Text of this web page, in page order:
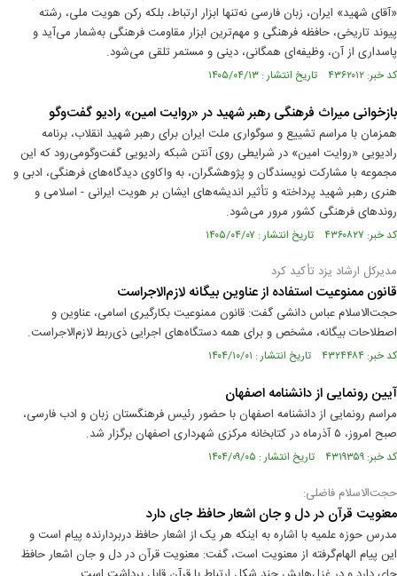
«آقای شهید» ایران، زبان فارسی نه‌تنها ابزار ارتباط، بلکه رکن هویت ملی، رشته
پیوند تاریخی، حافظه فرهنگی و مهم‌ترین ابزار مقاومت فرهنگی به‌شمار می‌آید و
پاسداری از آن، وظیفه‌ای همگانی، دینی و مستمر تلقی می‌شود.
کد خبر: ۴۳۶۲۰۱۲ تاریخ انتشار : ۱۴۰۵/۰۴/۱۳
بازخوانی میراث فرهنگی رهبر شهید در «روایت امین» رادیو گفت‌وگو
همزمان با مراسم تشییع و سوگواری ملت ایران برای رهبر شهید انقلاب، برنامه
رادیویی «روایت امین» در شرایطی روی آنتن شبکه رادیویی گفت‌وگومی‌رود که این
مجموعه با مشارکت نویسندگان و پژوهشگران، به واکاوی دیدگاه‌های فرهنگی، ادبی و
هنری رهبر شهید پرداخته و تأثیر اندیشه‌های ایشان بر هویت ایرانی - اسلامی و
روندهای فرهنگی کشور مرور می‌شود.
کد خبر: ۴۳۶۰۸۲۷ تاریخ انتشار : ۱۴۰۵/۰۴/۰۷
مدیرکل ارشاد یزد تأکید کرد
قانون ممنوعیت استفاده از عناوین بیگانه لازم‌الاجراست
حجت‌الاسلام عباس دانشی گفت: قانون ممنوعیت بکارگیری اسامی، عناوین و
اصطلاحات بیگانه، مشخص و برای همه دستگاه‌های اجرایی ذی‌ربط لازم‌الاجراست.
کد خبر: ۴۳۲۴۴۸۴ تاریخ انتشار : ۱۴۰۴/۱۰/۰۱
آیین رونمایی از دانشنامه اصفهان
مراسم رونمایی از دانشنامه اصفهان با حضور رئیس فرهنگستان زبان و ادب فارسی،
صبح امروز، ۵ آذرماه در کتابخانه مرکزی شهرداری اصفهان برگزار شد.
کد خبر: ۴۳۱۹۳۵۹ تاریخ انتشار : ۱۴۰۴/۰۹/۰۵
حجت‌الاسلام فاضلی:
معنویت قرآن در دل و جان اشعار حافظ جای دارد
مدرس حوزه علمیه با اشاره به اینکه هر یک از اشعار حافظ دربردارنده پیام است و
این پیام الهام‌گرفته از معنویت است، گفت: معنویت قرآن در دل و جان اشعار حافظ